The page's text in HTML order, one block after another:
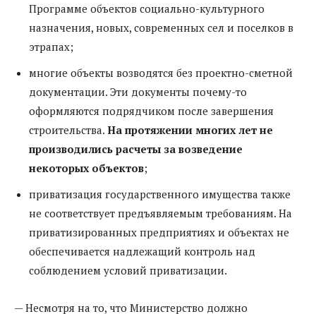
Программе объектов социально-культурного
назначения, новых, современных сел и поселков в
этрапах;
многие объекты возводятся без проектно-сметной
документации. Эти документы почему-то
оформляются подрядчиком после завершения
строительства. На протяжении многих лет не
производились расчеты за возведение
некоторых объектов;
приватизация государственного имущества также
не соответствует предъявляемым требованиям. На
приватизированных предприятиях и объектах не
обеспечивается надлежащий контроль над
соблюдением условий приватизации.
— Несмотря на то, что Министерство должно